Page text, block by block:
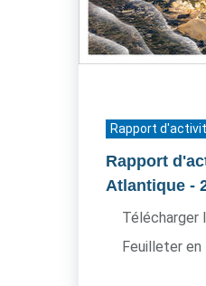
Rapport
Rapport
Atlantique -
Télécharger
Feuilleter en